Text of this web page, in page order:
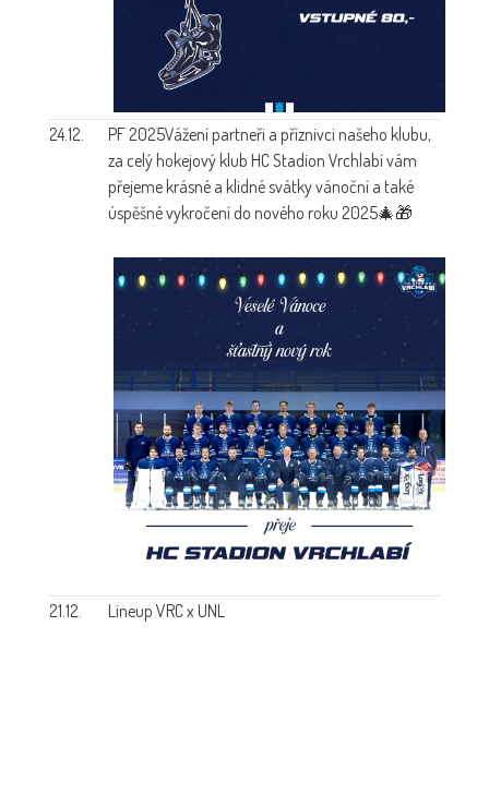
24.12. PF 2025Vážení partneři a příznivci našeho klubu,
za celý hokejový klub HC Stadion Vrchlabí vám
přejeme krásné a klidné svátky vánoční a také
úspěšné vykročení do nového roku 2025🎄🎁
21.12. Lineup VRC x UNL